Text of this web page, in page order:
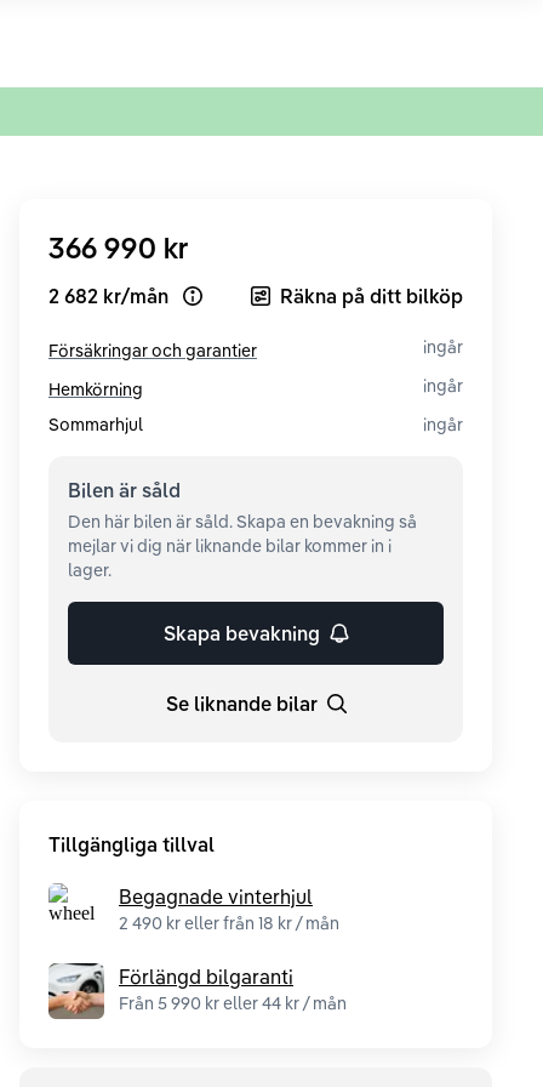
366 990 kr
2 682 kr/mån Open loan exampleRäkna på ditt bilköp
Försäkringar och garantier
ingår
Hemkörning
ingår
Sommarhjul
ingår
Bilen är såld
Den här bilen är såld. Skapa en bevakning så
mejlar vi dig när liknande bilar kommer in i
lager.
Skapa bevakning
Se liknande bilar
Tillgängliga tillval
Begagnade vinterhjul
2 490 kr eller från 18 kr / mån
Förlängd bilgaranti
Från 5 990 kr eller 44 kr / mån